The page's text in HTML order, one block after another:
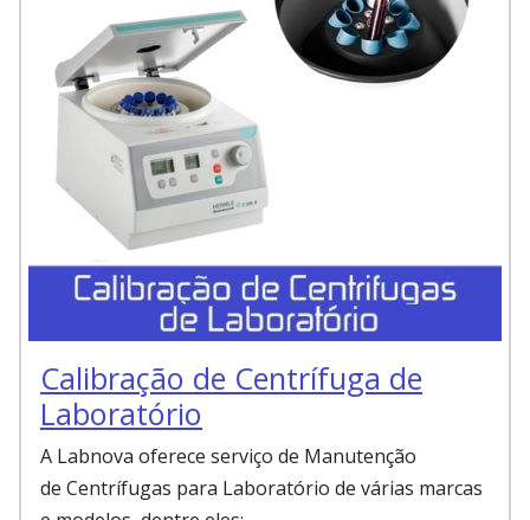
Calibração de Centrífuga de
Laboratório
A Labnova oferece serviço de Manutenção
de Centrífugas para Laboratório de várias marcas